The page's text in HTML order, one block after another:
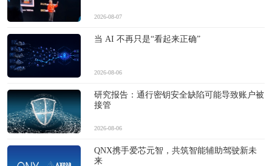
2026-08-07
当 AI 不再只是“看起来正确”
2026-08-06
研究报告：通行密钥安全缺陷可能导致账户被
接管
2026-08-06
QNX携手爱芯元智，共筑智能辅助驾驶新未
来